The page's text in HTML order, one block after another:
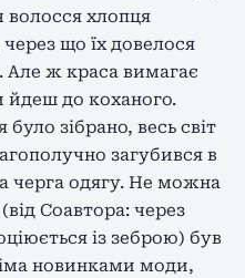
волосся хлопця
що їх довелося
Але ж краса вимагає
до коханого.
зібрано, весь світ
загубився в
черга одягу. Не можна
Соавтора: через
із зеброю) був
новинками моди,